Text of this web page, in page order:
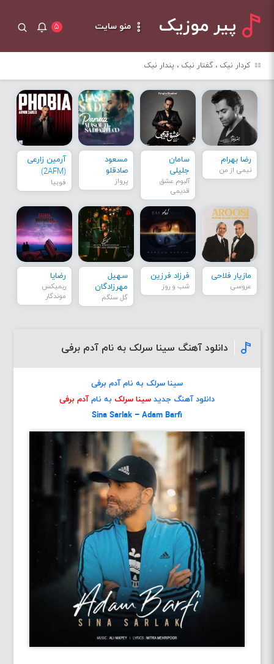
پیر موزیک منو سایت ۵
کردار نیک ، گفتار نیک ، پندار نیک
رضا بهرام
نیمی از من
سامان
جلیلی
آلبوم عشق
قدیمی
مسعود
صادقلو
پرواز
آرمین زارعی
(2AFM)
فوبیا
مازیار فلاحی
عروسی
فرزاد فرزین
شب و روز
سهیل
مهرزادگان
گل سنگم
رضایا
ریمیکس
موندگار
دانلود آهنگ سینا سرلک به نام آدم برفی
سینا سرلک به نام آدم برفی
دانلود آهنگ جدید سینا سرلک به نام آدم برفی
Sina Sarlak – Adam Barfi